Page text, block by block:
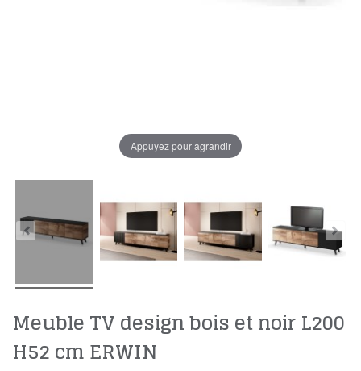
Appuyez pour agrandir
Meuble TV design bois et noir L200
H52 cm ERWIN